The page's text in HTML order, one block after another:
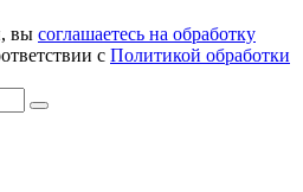
вы соглашаетесь на обработку
с Политикой обработки